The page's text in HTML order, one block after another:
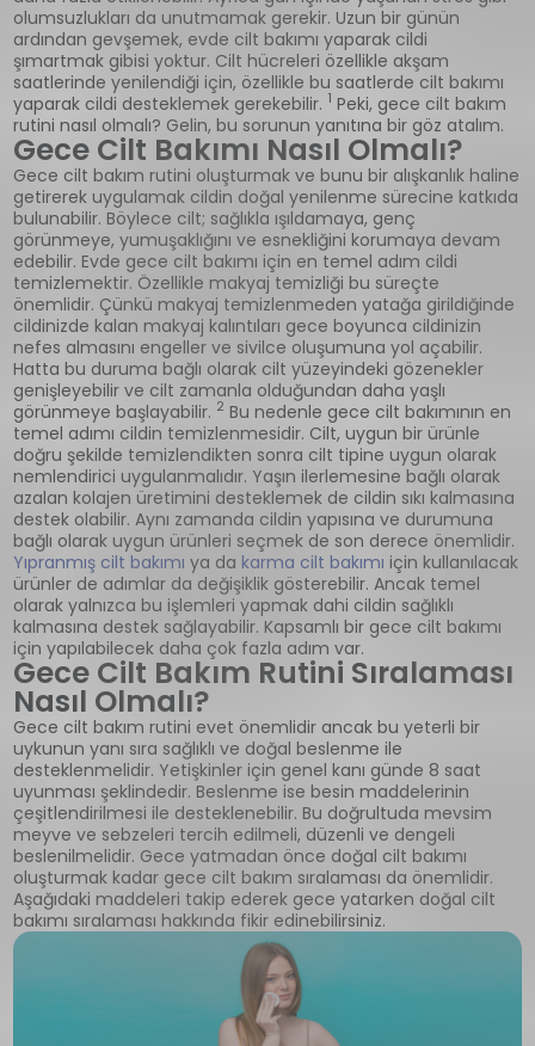
olumsuzlukları da unutmamak gerekir. Uzun bir günün
ardından gevşemek, evde cilt bakımı yaparak cildi
şımartmak gibisi yoktur. Cilt hücreleri özellikle akşam
saatlerinde yenilendiği için, özellikle bu saatlerde cilt bakımı
yaparak cildi desteklemek gerekebilir. 1 Peki, gece cilt bakım
rutini nasıl olmalı? Gelin, bu sorunun yanıtına bir göz atalım.
Gece Cilt Bakımı Nasıl Olmalı?
Gece cilt bakım rutini oluşturmak ve bunu bir alışkanlık haline
getirerek uygulamak cildin doğal yenilenme sürecine katkıda
bulunabilir. Böylece cilt; sağlıkla ışıldamaya, genç
görünmeye, yumuşaklığını ve esnekliğini korumaya devam
edebilir. Evde gece cilt bakımı için en temel adım cildi
temizlemektir. Özellikle makyaj temizliği bu süreçte
önemlidir. Çünkü makyaj temizlenmeden yatağa girildiğinde
cildinizde kalan makyaj kalıntıları gece boyunca cildinizin
nefes almasını engeller ve sivilce oluşumuna yol açabilir.
Hatta bu duruma bağlı olarak cilt yüzeyindeki gözenekler
genişleyebilir ve cilt zamanla olduğundan daha yaşlı
görünmeye başlayabilir. 2 Bu nedenle gece cilt bakımının en
temel adımı cildin temizlenmesidir. Cilt, uygun bir ürünle
doğru şekilde temizlendikten sonra cilt tipine uygun olarak
nemlendirici uygulanmalıdır. Yaşın ilerlemesine bağlı olarak
azalan kolajen üretimini desteklemek de cildin sıkı kalmasına
destek olabilir. Aynı zamanda cildin yapısına ve durumuna
bağlı olarak uygun ürünleri seçmek de son derece önemlidir.
Yıpranmış cilt bakımı ya da karma cilt bakımı için kullanılacak
ürünler de adımlar da değişiklik gösterebilir. Ancak temel
olarak yalnızca bu işlemleri yapmak dahi cildin sağlıklı
kalmasına destek sağlayabilir. Kapsamlı bir gece cilt bakımı
için yapılabilecek daha çok fazla adım var.
Gece Cilt Bakım Rutini Sıralaması
Nasıl Olmalı?
Gece cilt bakım rutini evet önemlidir ancak bu yeterli bir
uykunun yanı sıra sağlıklı ve doğal beslenme ile
desteklenmelidir. Yetişkinler için genel kanı günde 8 saat
uyunması şeklindedir. Beslenme ise besin maddelerinin
çeşitlendirilmesi ile desteklenebilir. Bu doğrultuda mevsim
meyve ve sebzeleri tercih edilmeli, düzenli ve dengeli
beslenilmelidir. Gece yatmadan önce doğal cilt bakımı
oluşturmak kadar gece cilt bakım sıralaması da önemlidir.
Aşağıdaki maddeleri takip ederek gece yatarken doğal cilt
bakımı sıralaması hakkında fikir edinebilirsiniz.